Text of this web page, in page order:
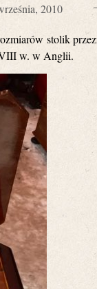
2010
stolik
w. w Anglii.